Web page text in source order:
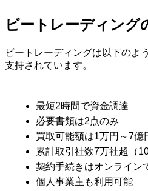
ビートレーディング
ビートレーディングは以下のよ
支持されています。
最短2時間で資金調達
必要書類は2点のみ
買取可能額は1万円～7億
累計取引社数7万社超（
契約手続きはオンライン
個人事業主も利用可能